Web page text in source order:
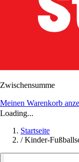
Zwischensumme
Meinen Warenkorb
Loading...
Startseite
/ Kinder-